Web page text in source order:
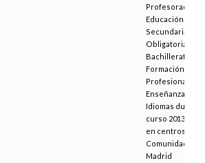
Profesorado de
Educación
Secundaria
Obligatoria y
Bachillerato,
Formación
Profesional y
Enseñanza de
Idiomas
curso 2013-2014,
en centros de la
Comunidad de
Madrid